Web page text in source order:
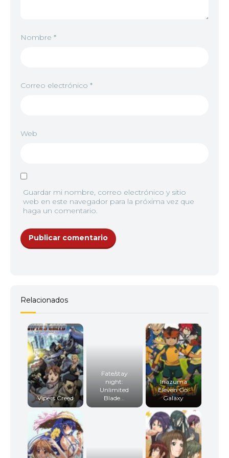
8 <img src="//image.tmdb.org/t/p/w92/
10 <img src="//image.tmdb.org/t/p/w92/
11 <img src="//image.tmdb.org/t/p/w92/
12 <img src="//image.tmdb.org/t/p/w92/
13 <img src="//image.tmdb.org/t/p/w92/
14 <img src="//image.tmdb.org/t/p/w92/
Nombre *
Correo electrónico *
Web
Guardar mi nombre, correo electrónico y sitio
web en este navegador para la próxima vez que
haga un comentario.
Relacionados
Vipers Creed
Fate/stay
night:
Unlimited
Blade...
Inazuma
Eleven Go:
Galaxy